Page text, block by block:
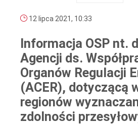
12 lipca 2021, 10:33
Informacja OSP nt.
Agencji ds.
Organów Regulacji
(ACER), dotyczącą
regionów
zdolności